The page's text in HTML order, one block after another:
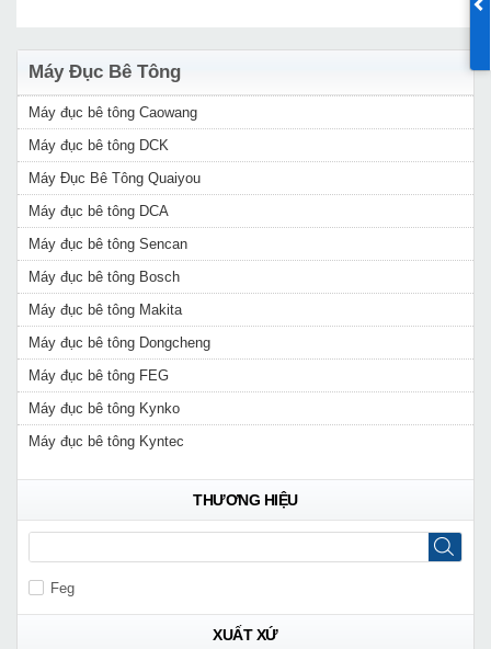
Máy Đục Bê Tông
Máy đục bê tông Caowang
Máy đục bê tông DCK
Máy Đục Bê Tông Quaiyou
Máy đục bê tông DCA
Máy đục bê tông Sencan
Máy đục bê tông Bosch
Máy đục bê tông Makita
Máy đục bê tông Dongcheng
Máy đục bê tông FEG
Máy đục bê tông Kynko
Máy đục bê tông Kyntec
THƯƠNG HIỆU
Feg
XUẤT XỨ